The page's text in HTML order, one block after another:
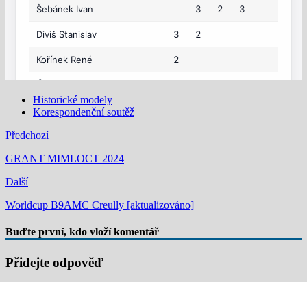
Historické modely
Korespondenční soutěž
Předchozí
GRANT MIMLOCT 2024
Další
Worldcup B9AMC Creully [aktualizováno]
Buďte první, kdo vloží komentář
Přidejte odpověď